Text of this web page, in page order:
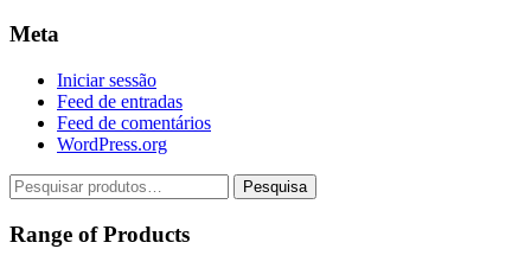
Meta
Iniciar sessão
Feed de entradas
Feed de comentários
WordPress.org
Pesquisar
por:
Pesquisa
Range of Products